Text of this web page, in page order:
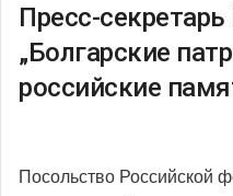
Пресс-
„Болгарские
российские
Посольство Российской